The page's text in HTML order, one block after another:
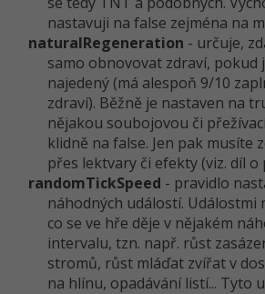
nastavuji na false zejména na
naturalRegene­ration - určuje,
samo obnovovat zdraví, pokud
najedený (má alespoň 9/10
zdraví). Běžně je nastaven na
nějakou soubojovou či
klidně na false. Jen pak musíte
přes lektvary či efekty (viz. díl
randomTickSpeed - pravidlo
náhodných událostí. Událostmi
co se ve hře děje v nějakém
intervalu, tzn. např. růst
stromů, růst mláďat zvířat v
na hlínu, opadávání listí... Tyto